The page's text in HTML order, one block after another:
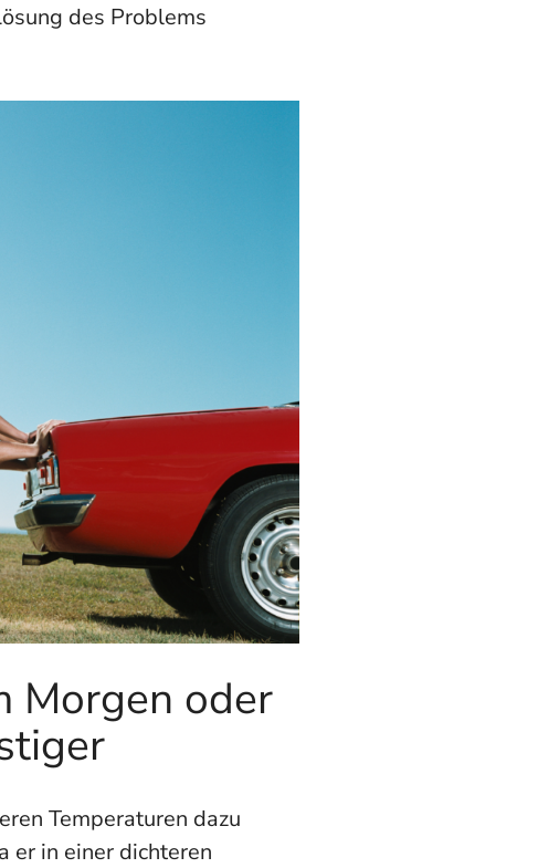
des Problems
Morgen oder
Temperaturen dazu
er in einer dichteren